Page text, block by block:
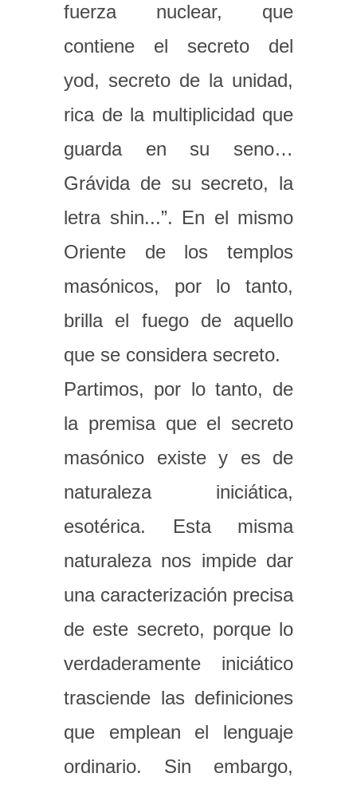
fuerza nuclear, que
contiene el secreto del
yod, secreto de la unidad,
rica de la multiplicidad que
guarda en su seno…
Grávida de su secreto, la
letra shin...”. En el mismo
Oriente de los templos
masónicos, por lo tanto,
brilla el fuego de aquello
que se considera secreto.
Partimos, por lo tanto, de
la premisa que el secreto
masónico existe y es de
naturaleza iniciática,
esotérica. Esta misma
naturaleza nos impide dar
una caracterización precisa
de este secreto, porque lo
verdaderamente iniciático
trasciende las definiciones
que emplean el lenguaje
ordinario. Sin embargo,